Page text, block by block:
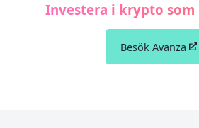
Investera i krypto som
Besök Avanza